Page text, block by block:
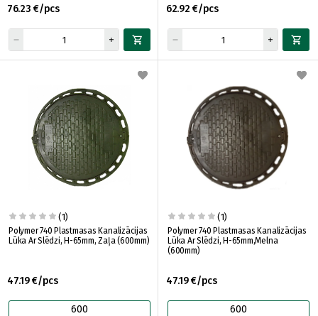
76.23 €/pcs 62.92 €/pcs
(1)
Polymer 740 Plastmasas Kanalizācijas
Lūka Ar Slēdzi, H-65mm, Zaļa (600mm)
47.19 €/pcs
600
(1)
Polymer 740 Plastmasas Kanalizācijas
Lūka Ar Slēdzi, H-65mm,Melna
(600mm)
47.19 €/pcs
600